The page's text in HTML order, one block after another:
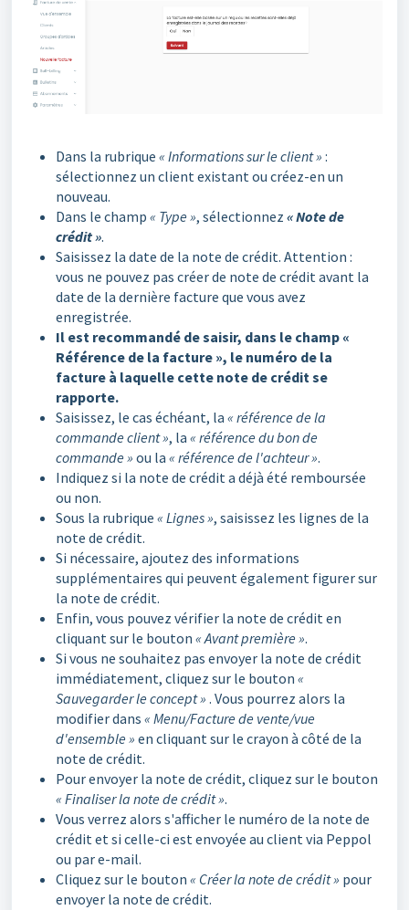
Dans la rubrique « Informations sur le client » :
sélectionnez un client existant ou créez-en un
nouveau.
Dans le champ « Type », sélectionnez « Note de
crédit ».
Saisissez la date de la note de crédit. Attention :
vous ne pouvez pas créer de note de crédit avant la
date de la dernière facture que vous avez
enregistrée.
Il est recommandé de saisir, dans le champ «
Référence de la facture », le numéro de la
facture à laquelle cette note de crédit se
rapporte.
Saisissez, le cas échéant, la « référence de la
commande client », la « référence du bon de
commande » ou la « référence de l'achteur ».
Indiquez si la note de crédit a déjà été remboursée
ou non.
Sous la rubrique « Lignes », saisissez les lignes de la
note de crédit.
Si nécessaire, ajoutez des informations
supplémentaires qui peuvent également figurer sur
la note de crédit.
Enfin, vous pouvez vérifier la note de crédit en
cliquant sur le bouton « Avant première ».
Si vous ne souhaitez pas envoyer la note de crédit
immédiatement, cliquez sur le bouton «
Sauvegarder le concept » . Vous pourrez alors la
modifier dans « Menu/Facture de vente/vue
d'ensemble » en cliquant sur le crayon à côté de la
note de crédit.
Pour envoyer la note de crédit, cliquez sur le bouton
« Finaliser la note de crédit ».
Vous verrez alors s'afficher le numéro de la note de
crédit et si celle-ci est envoyée au client via Peppol
ou par e-mail.
Cliquez sur le bouton « Créer la note de crédit » pour
envoyer la note de crédit.